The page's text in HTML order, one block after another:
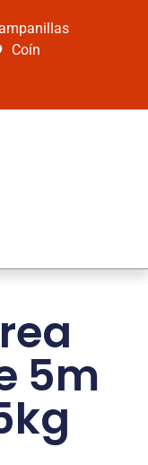
Coín
5m